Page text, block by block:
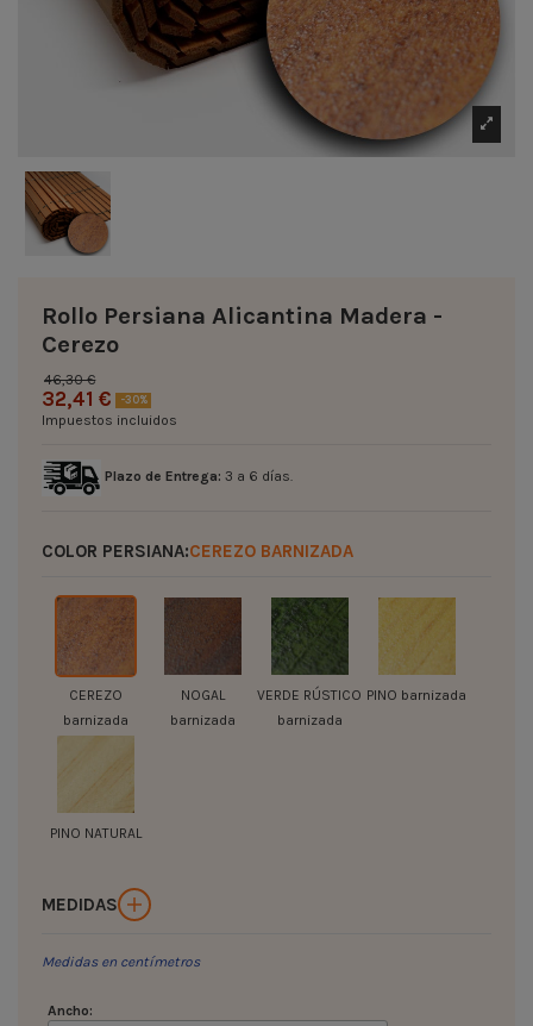
Rollo Persiana Alicantina Madera -
Cerezo
46,30 €
32,41 € -30%
Impuestos incluidos
Plazo de Entrega: 3 a 6 días.
COLOR PERSIANA:CEREZO BARNIZADA
CEREZO
barnizada
NOGAL
barnizada
VERDE RÚSTICO
barnizada
PINO barnizada
PINO NATURAL
MEDIDAS
Medidas en centímetros
Ancho: